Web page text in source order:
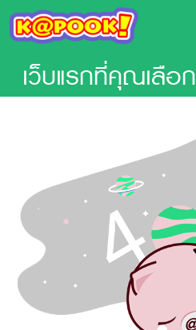
เว็บแรกที่คุณเลือก